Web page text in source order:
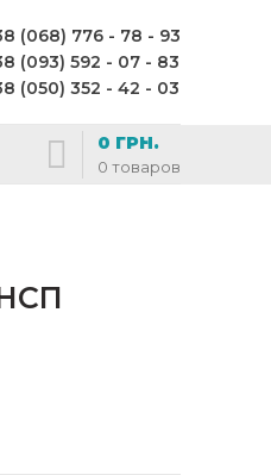
(068) 776 - 78 - 93
(093) 592 - 07 - 83
(050) 352 - 42 - 03
0 товаров
0 ГРН.